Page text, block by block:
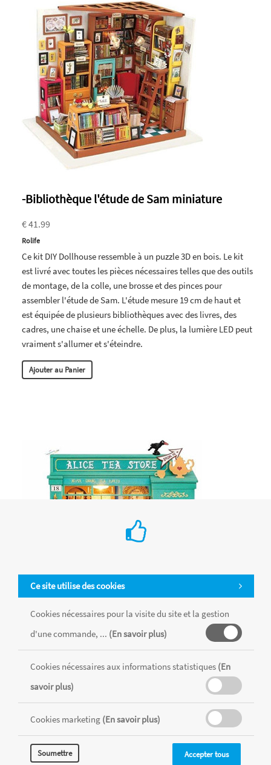
-Bibliothèque l'étude de Sam miniature
€ 41.99
Rolife
Ce kit DIY Dollhouse ressemble à un puzzle 3D en bois. Le kit
est livré avec toutes les pièces nécessaires telles que des outils
de montage, de la colle, une brosse et des pinces pour
assembler l'étude de Sam. L'étude mesure 19 cm de haut et
est équipée de plusieurs bibliothèques avec des livres, des
cadres, une chaise et une échelle. De plus, la lumière LED peut
vraiment s'allumer et s'éteindre.
Ajouter au Panier
-Salon de thé Alice miniature
€ 41.99
Rolife
Cette Maison de poupées s'inspire de l'univers d'Alice au Pays
des Merveilles !
Ce site utilise des cookies
Cookies nécessaires pour la visite du site et la gestion
d'une commande, ... (En savoir plus)
Cookies nécessaires aux informations statistiques (En
savoir plus)
Cookies marketing (En savoir plus)
Soumettre Accepter tous